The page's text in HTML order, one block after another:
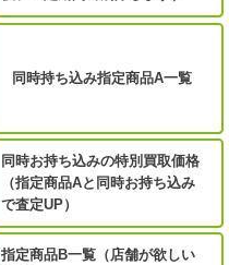
同時持ち込み指定商品A一覧
同時お持ち込みの特別買取価格
（指定商品Aと同時お持ち込み
で査定UP）
指定商品B一覧（店舗が欲しい